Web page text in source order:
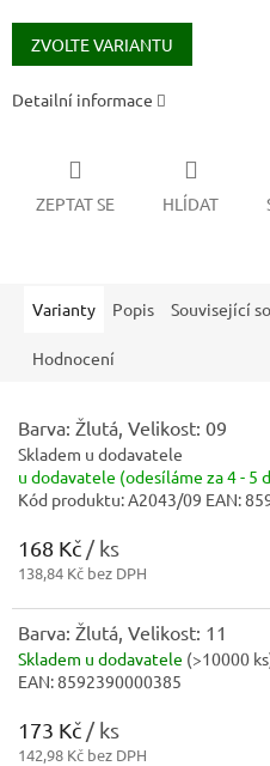
Měrná
cena:
ZVOLTE VARIANTU
Detailní informace
ZEPTAT SE HLÍDAT
Varianty Popis Související
Hodnocení
Barva: Žlutá, Velikost: 09
Skladem u dodavatele
u dodavatele (odesíláme za 4 - 5
Kód produktu:A2043/09 EAN:
168 Kč / ks
138,84 Kč bez DPH
Barva: Žlutá, Velikost: 11
Skladem u dodavatele (>10000 ks
EAN:8592390000385
173 Kč / ks
142,98 Kč bez DPH